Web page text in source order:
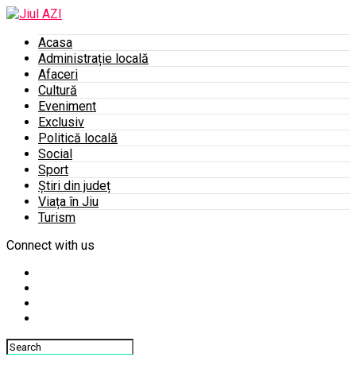
Acasa
Administrație locală
Afaceri
Cultură
Eveniment
Exclusiv
Politică locală
Social
Sport
Știri din județ
Viața în Jiu
Turism
Connect with us